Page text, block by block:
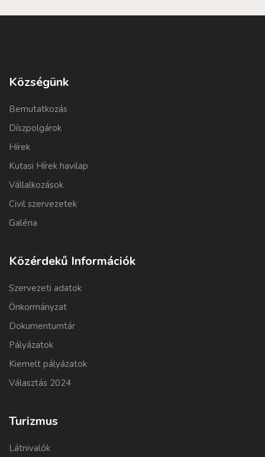
Községünk
Bemutatkozás
Díszpolgárok
Hírek
Kutasi Hírek havilap
Vállalkozások
Civil szervezetek
Galéria
Közérdekű Információk
Szervezeti adatok
Önkormányzat
Dokumentumtár
Pályázatok
Kiemelt pályázatok
Választás 2024
Turizmus
Látnivalók